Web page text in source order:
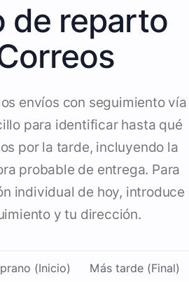
de reparto
envíos con seguimiento vía
para identificar hasta qué
por la tarde, incluyendo la
probable de entrega. Para
individual de hoy, introduce
y tu dirección.
(Inicio) Más tarde (Final)